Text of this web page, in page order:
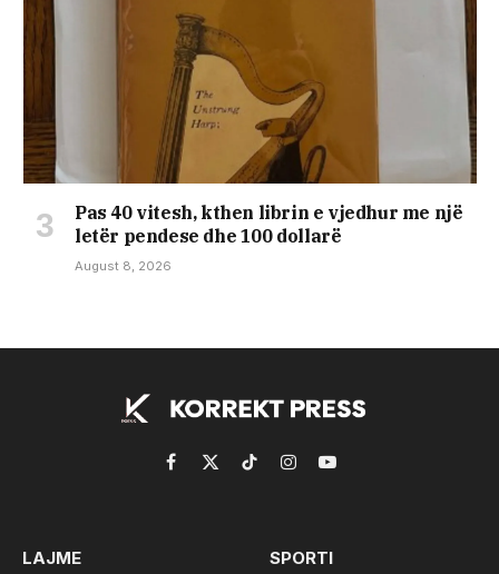
Pas 40 vitesh, kthen librin e vjedhur me një
letër pendese dhe 100 dollarë
August 8, 2026
Facebook
X
TikTokInstagramYouTube
LAJME SPORTI